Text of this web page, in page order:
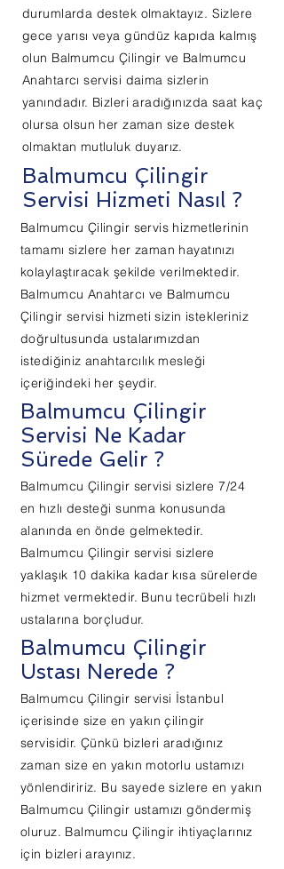
durumlarda destek olmaktayız. Sizlere
gece yarısı veya gündüz kapıda kalmış
olun Balmumcu Çilingir ve Balmumcu
Anahtarcı servisi daima sizlerin
yanındadır. Bizleri aradığınızda saat kaç
olursa olsun her zaman size destek
olmaktan mutluluk duyarız.
Balmumcu Çilingir
Servisi Hizmeti Nasıl ?
Balmumcu Çilingir servis hizmetlerinin
tamamı sizlere her zaman hayatınızı
kolaylaştıracak şekilde verilmektedir.
Balmumcu Anahtarcı ve Balmumcu
Çilingir servisi hizmeti sizin istekleriniz
doğrultusunda ustalarımızdan
istediğiniz anahtarcılık mesleği
içeriğindeki her şeydir.
Balmumcu Çilingir
Servisi Ne Kadar
Sürede Gelir ?
Balmumcu Çilingir servisi sizlere 7/24
en hızlı desteği sunma konusunda
alanında en önde gelmektedir.
Balmumcu Çilingir servisi sizlere
yaklaşık 10 dakika kadar kısa sürelerde
hizmet vermektedir. Bunu tecrübeli hızlı
ustalarına borçludur.
Balmumcu Çilingir
Ustası Nerede ?
Balmumcu Çilingir servisi İstanbul
içerisinde size en yakın çilingir
servisidir. Çünkü bizleri aradığınız
zaman size en yakın motorlu ustamızı
yönlendiririz. Bu sayede sizlere en yakın
Balmumcu Çilingir ustamızı göndermiş
oluruz. Balmumcu Çilingir ihtiyaçlarınız
için bizleri arayınız.